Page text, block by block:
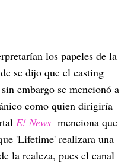
los papeles de la
se dijo que el casting
embargo se mencionó a
como quien dirigiría
E! News menciona que
'Lifetime' realizara una
la realeza, pues el canal